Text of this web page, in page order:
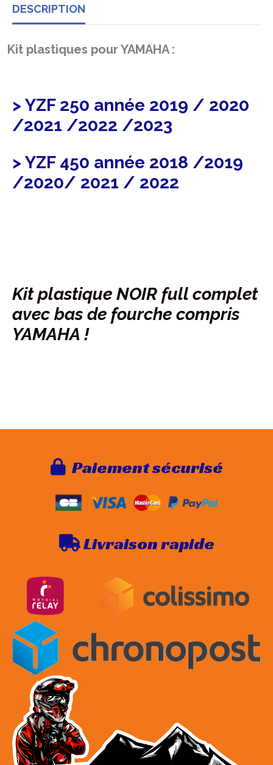
DESCRIPTION
Kit plastiques pour YAMAHA :
> YZF 250 année 2019 / 2020
/2021 /2022 /2023
> YZF 450 année 2018 /2019
/2020/ 2021 / 2022
Kit plastique NOIR full complet
avec bas de fourche compris
YAMAHA !
Paiement sécurisé
Livraison rapide